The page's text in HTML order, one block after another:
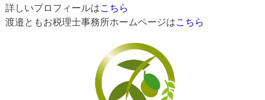
詳しいプロフィールはこちら
渡邉ともお税理士事務所ホームページはこちら